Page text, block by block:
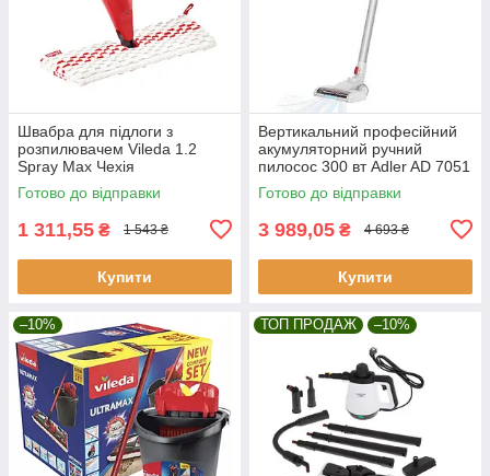
Швабра для підлоги з
розпилювачем Vileda 1.2
Spray Max Чехія
Готово до відправки
1 311,55 ₴ 1 543 ₴
Купити
Вертикальний професійний
акумуляторний ручний
пилосос 300 вт Adler AD 7051
Готово до відправки
3 989,05 ₴ 4 693 ₴
Купити
–10% ТОП ПРОДАЖ –10%